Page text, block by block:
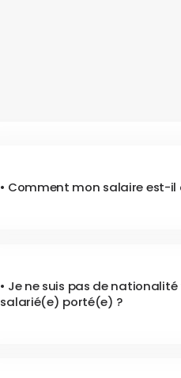
• Comment mon salaire est-il
• Je ne suis pas de
salarié(e) porté(e) ?